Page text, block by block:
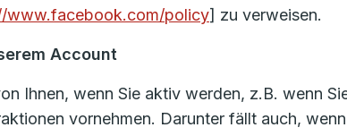
www.facebook.com/policy] zu verweisen.
Account
Ihnen, wenn Sie aktiv werden, z.B. wenn
vornehmen. Darunter fällt auch,